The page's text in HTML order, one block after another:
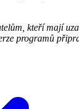
kteří mají
programů